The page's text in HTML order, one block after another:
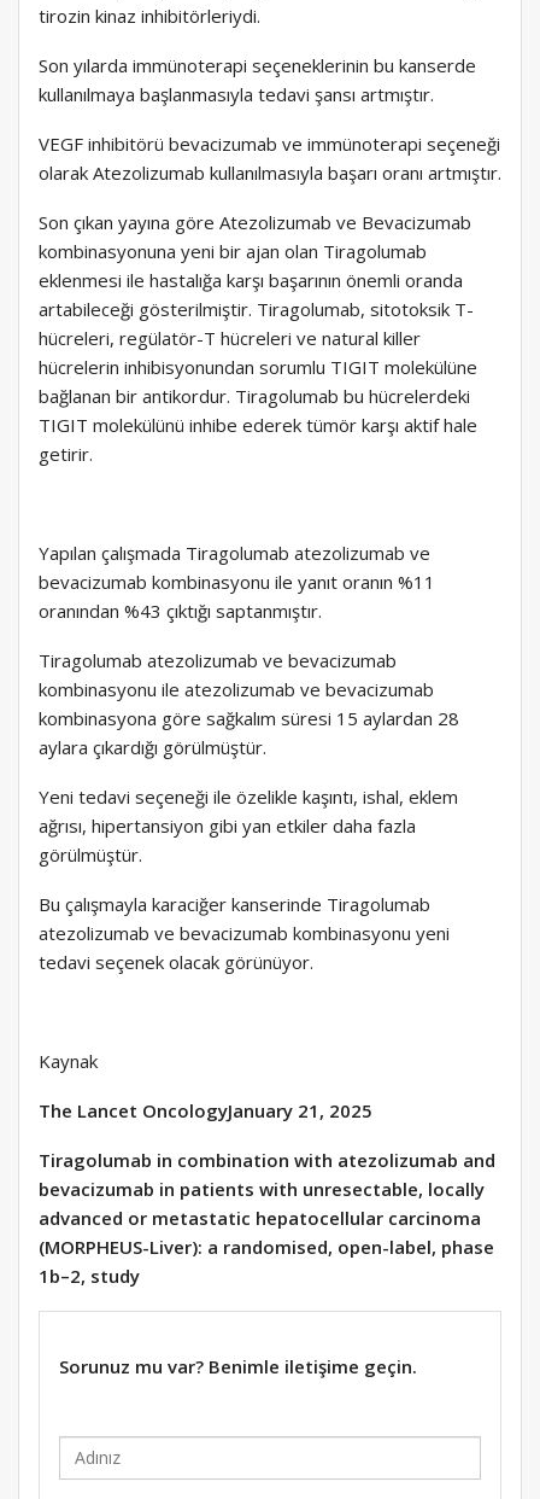
tirozin kinaz inhibitörleriydi.
Son yılarda immünoterapi seçeneklerinin bu kanserde
kullanılmaya başlanmasıyla tedavi şansı artmıştır.
VEGF inhibitörü bevacizumab ve immünoterapi seçeneği
olarak Atezolizumab kullanılmasıyla başarı oranı artmıştır.
Son çıkan yayına göre Atezolizumab ve Bevacizumab
kombinasyonuna yeni bir ajan olan Tiragolumab
eklenmesi ile hastalığa karşı başarının önemli oranda
artabileceği gösterilmiştir. Tiragolumab, sitotoksik T-
hücreleri, regülatör-T hücreleri ve natural killer
hücrelerin inhibisyonundan sorumlu TIGIT molekülüne
bağlanan bir antikordur. Tiragolumab bu hücrelerdeki
TIGIT molekülünü inhibe ederek tümör karşı aktif hale
getirir.
Yapılan çalışmada Tiragolumab atezolizumab ve
bevacizumab kombinasyonu ile yanıt oranın %11
oranından %43 çıktığı saptanmıştır.
Tiragolumab atezolizumab ve bevacizumab
kombinasyonu ile atezolizumab ve bevacizumab
kombinasyona göre sağkalım süresi 15 aylardan 28
aylara çıkardığı görülmüştür.
Yeni tedavi seçeneği ile özelikle kaşıntı, ishal, eklem
ağrısı, hipertansiyon gibi yan etkiler daha fazla
görülmüştür.
Bu çalışmayla karaciğer kanserinde Tiragolumab
atezolizumab ve bevacizumab kombinasyonu yeni
tedavi seçenek olacak görünüyor.
Kaynak
The Lancet OncologyJanuary 21, 2025
Tiragolumab in combination with atezolizumab and
bevacizumab in patients with unresectable, locally
advanced or metastatic hepatocellular carcinoma
(MORPHEUS-Liver): a randomised, open-label, phase
1b–2, study
Sorunuz mu var? Benimle iletişime geçin.